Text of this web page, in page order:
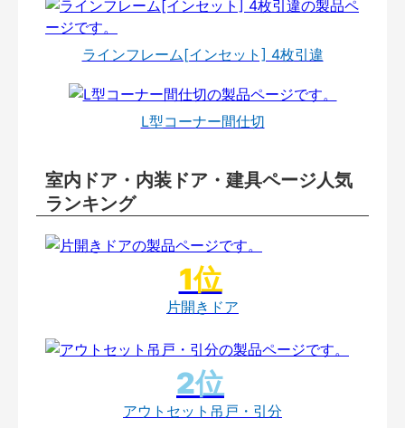
ラインフレーム[インセット] 4枚引違
L型コーナー間仕切
室内ドア・内装ドア・建具ページ人気
ランキング
片開きドア
アウトセット吊戸・引分